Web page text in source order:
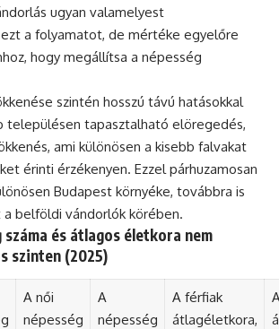
ugyan valamelyest
a folyamatot, de mértéke egyelőre
hogy megállítsa a népesség
szintén hosszú távú hatásokkal
településen tapasztalható elöregedés,
ami különösen a kisebb falvakat
érinti érzékenyen. Ezzel párhuzamosan
Budapest környéke, továbbra is
belföldi vándorlók körében.
száma és átlagos életkora nem
szinten (2025)
A női
népesség
A
népesség
A férfiak
átlagéletkora,